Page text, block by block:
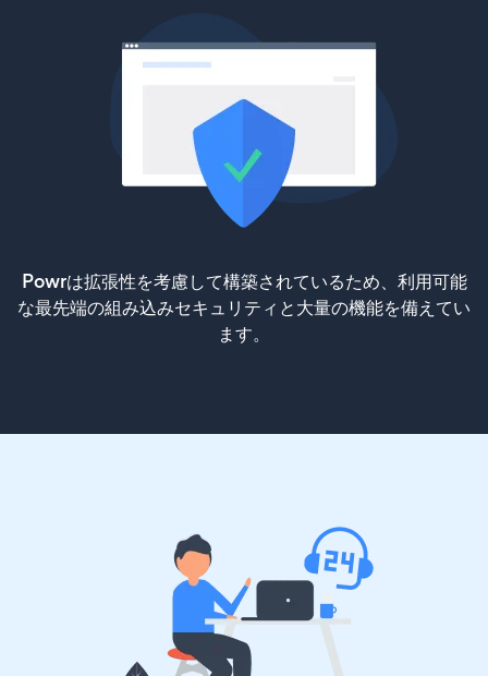
Powrは拡張性を考慮して構築されているため、利用可能
な最先端の組み込みセキュリティと大量の機能を備えてい
ます。